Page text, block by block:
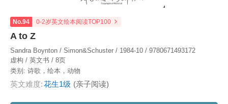
No.94 0-2岁英文绘本阅读TOP100
A to Z
Sandra Boynton / Simon&Schuster / 1984-10 / 9780671493172
虚构 / 英文书 / 8页
类别: 诗歌，绘本，动物
英文难度:花生1级 (亲子阅读)